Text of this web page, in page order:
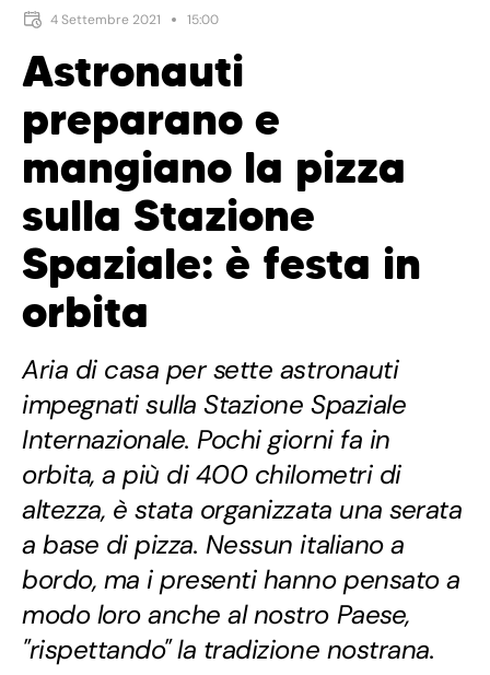
4 Settembre 2021 15:00
Astronauti
preparano e
mangiano la pizza
sulla Stazione
Spaziale: è festa in
orbita
Aria di casa per sette astronauti
impegnati sulla Stazione Spaziale
Internazionale. Pochi giorni fa in
orbita, a più di 400 chilometri di
altezza, è stata organizzata una serata
a base di pizza. Nessun italiano a
bordo, ma i presenti hanno pensato a
modo loro anche al nostro Paese,
"rispettando" la tradizione nostrana.